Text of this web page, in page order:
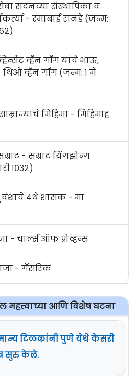
सदनच्या संस्थापिका व
- रमाबाई रानडे (जन्म:
व्हॅन गॉग यांचे भाऊ,
थिओ व्हॅन गॉग (जन्म: १ मे
मिह्रिमा - मिह्रिमाह
- सम्राट यिंगझोन्ग
१०३२)
वंशाचे ४थे शासक - मा
- चार्ल्स ऑफ प्रोव्हन्स
- गॅसरिक
महत्त्वाच्या आणि विशेष घटना
टिळकांनी पुणे येथे केसरी
सुरु केले.